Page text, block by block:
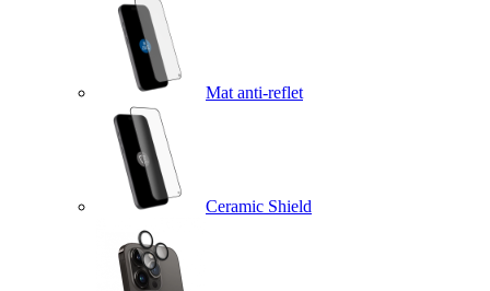
Mat anti-reflet
Ceramic Shield